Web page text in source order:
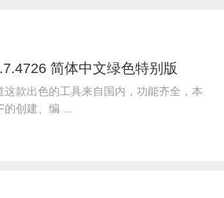
简体中文绿色特别版
款出色的工具来自国内，功能齐全，本
创建、编 ...